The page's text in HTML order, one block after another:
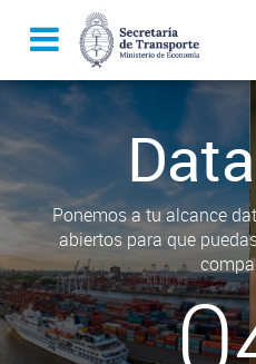
Ponemos a tu alcance
abiertos para que